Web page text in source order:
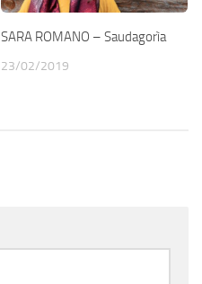
SARA ROMANO – Saudagorìa
23/02/2019